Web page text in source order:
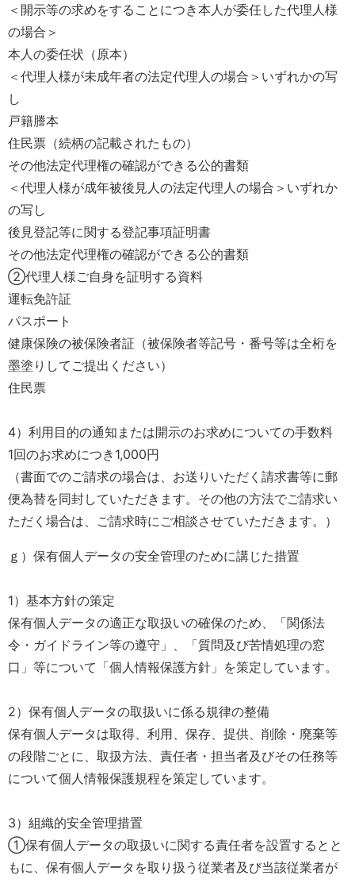
＜開示等の求めをすることにつき本人が委任した代理人様
の場合＞
本人の委任状（原本）
＜代理人様が未成年者の法定代理人の場合＞いずれかの写
し
戸籍謄本
住民票（続柄の記載されたもの）
その他法定代理権の確認ができる公的書類
＜代理人様が成年被後見人の法定代理人の場合＞いずれか
の写し
後見登記等に関する登記事項証明書
その他法定代理権の確認ができる公的書類
②代理人様ご自身を証明する資料
運転免許証
パスポート
健康保険の被保険者証（被保険者等記号・番号等は全桁を
墨塗りしてご提出ください）
住民票
4）利用目的の通知または開示のお求めについての手数料
1回のお求めにつき1,000円
（書面でのご請求の場合は、お送りいただく請求書等に郵
便為替を同封していただきます。その他の方法でご請求い
ただく場合は、ご請求時にご相談させていただきます。）
ｇ）保有個人データの安全管理のために講じた措置
1）基本方針の策定
保有個人データの適正な取扱いの確保のため、「関係法
令・ガイドライン等の遵守」、「質問及び苦情処理の窓
口」等について「個人情報保護方針」を策定しています。
2）保有個人データの取扱いに係る規律の整備
保有個人データは取得、利用、保存、提供、削除・廃棄等
の段階ごとに、取扱方法、責任者・担当者及びその任務等
について個人情報保護規程を策定しています。
3）組織的安全管理措置
①保有個人データの取扱いに関する責任者を設置するとと
もに、保有個人データを取り扱う従業者及び当該従業者が